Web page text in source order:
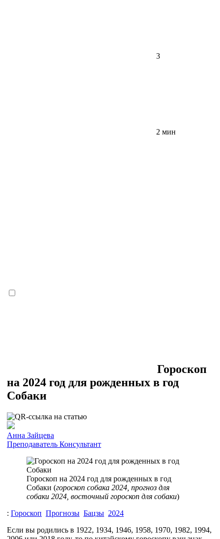
3
2 мин
Гороскоп
на 2024 год для рожденных в год
Собаки
Анна Зайцева
Преподаватель Консультант
Гороскоп на 2024 год для рожденных в год
Собаки (гороскоп собака 2024, прогноз для
собаки 2024, восточный гороскоп для собаки)
: Гороскоп Прогнозы Бацзы 2024
Если вы родились в 1922, 1934, 1946, 1958, 1970, 1982, 1994,